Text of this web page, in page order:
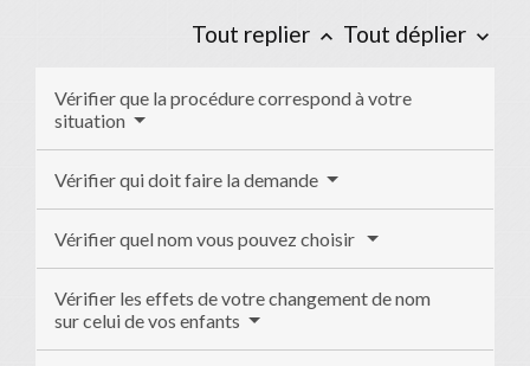
Tout replier keyboard_arrow_up Tout déplier keyboard_arrow_down
Vérifier que la procédure correspond à votre
situation
Vérifier qui doit faire la demande
Vérifier quel nom vous pouvez choisir
Vérifier les effets de votre changement de nom
sur celui de vos enfants